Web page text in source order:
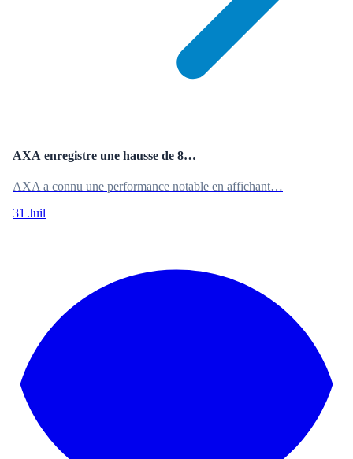
AXA enregistre une hausse de 8…
AXA a connu une performance notable en affichant…
31 Juil